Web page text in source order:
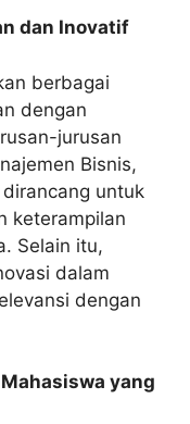
dan Inovatif
berbagai
dengan
jurusan
Bisnis,
untuk
keterampilan
Selain itu,
dalam
dengan
yang